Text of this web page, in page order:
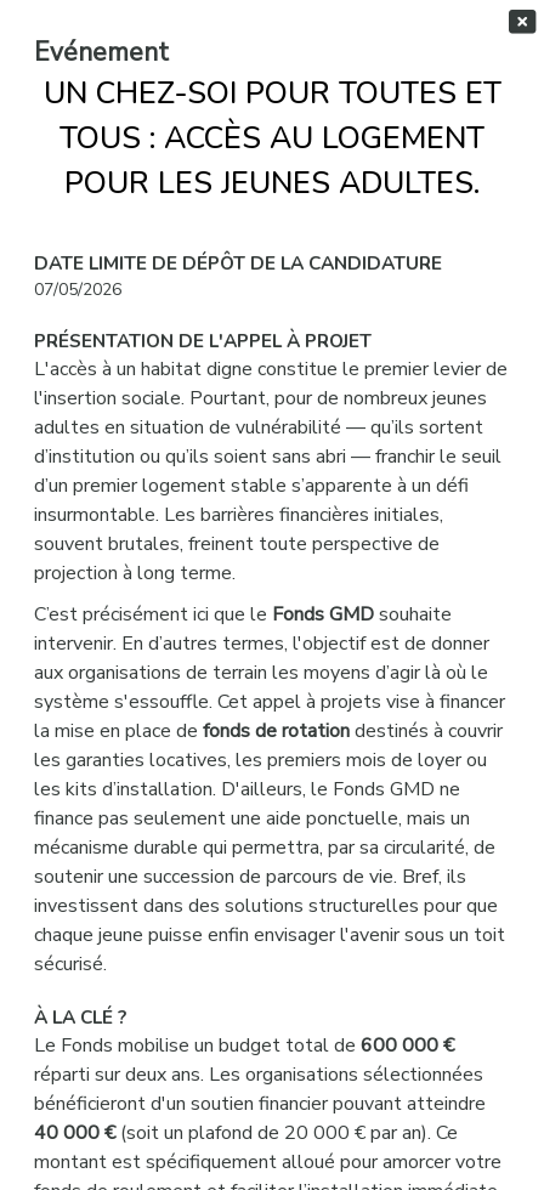
Evénement
UN CHEZ-SOI POUR TOUTES ET
TOUS : ACCÈS AU LOGEMENT
POUR LES JEUNES ADULTES.
DATE LIMITE DE DÉPÔT DE LA CANDIDATURE
07/05/2026
PRÉSENTATION DE L'APPEL À PROJET
L'accès à un habitat digne constitue le premier levier de
l'insertion sociale. Pourtant, pour de nombreux jeunes
adultes en situation de vulnérabilité — qu’ils sortent
d’institution ou qu’ils soient sans abri — franchir le seuil
d’un premier logement stable s’apparente à un défi
insurmontable. Les barrières financières initiales,
souvent brutales, freinent toute perspective de
projection à long terme.
C’est précisément ici que le Fonds GMDsouhaite
intervenir. En d’autres termes, l'objectif est de donner
aux organisations de terrain les moyens d’agir là où le
système s'essouffle. Cet appel à projets vise à financer
la mise en place de fonds de rotationdestinés à couvrir
les garanties locatives, les premiers mois de loyer ou
les kits d’installation. D'ailleurs, le Fonds GMD ne
finance pas seulement une aide ponctuelle, mais un
mécanisme durable qui permettra, par sa circularité, de
soutenir une succession de parcours de vie. Bref, ils
investissent dans des solutions structurelles pour que
chaque jeune puisse enfin envisager l'avenir sous un toit
sécurisé.
À LA CLÉ ?
Le Fonds mobilise un budget total de 600 000 €
réparti sur deux ans. Les organisations sélectionnées
bénéficieront d'un soutien financier pouvant atteindre
40 000 €(soit un plafond de 20 000 € par an). Ce
montant est spécifiquement alloué pour amorcer votre